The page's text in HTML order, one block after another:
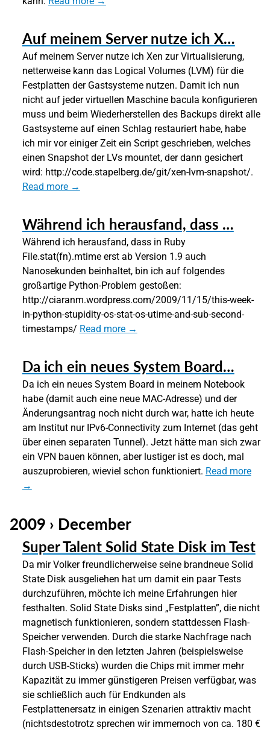
Auf meinem Server nutze ich X…
Auf meinem Server nutze ich Xen zur Virtualisierung,
netterweise kann das Logical Volumes (LVM) für die
Festplatten der Gastsysteme nutzen. Damit ich nun
nicht auf jeder virtuellen Maschine bacula konfigurieren
muss und beim Wiederherstellen des Backups direkt alle
Gastsysteme auf einen Schlag restauriert habe, habe
ich mir vor einiger Zeit ein Script geschrieben, welches
einen Snapshot der LVs mountet, der dann gesichert
wird: http://code.stapelberg.de/git/xen-lvm-snapshot/.
Read more →
Während ich herausfand, dass …
Während ich herausfand, dass in Ruby
File.stat(fn).mtime erst ab Version 1.9 auch
Nanosekunden beinhaltet, bin ich auf folgendes
großartige Python-Problem gestoßen:
http://ciaranm.wordpress.com/2009/11/15/this-week-
in-python-stupidity-os-stat-os-utime-and-sub-second-
timestamps/ Read more →
Da ich ein neues System Board…
Da ich ein neues System Board in meinem Notebook
habe (damit auch eine neue MAC-Adresse) und der
Änderungsantrag noch nicht durch war, hatte ich heute
am Institut nur IPv6-Connectivity zum Internet (das geht
über einen separaten Tunnel). Jetzt hätte man sich zwar
ein VPN bauen können, aber lustiger ist es doch, mal
auszuprobieren, wieviel schon funktioniert. Read more
→
2009 › December
Super Talent Solid State Disk im Test
Da mir Volker freundlicherweise seine brandneue Solid
State Disk ausgeliehen hat um damit ein paar Tests
durchzuführen, möchte ich meine Erfahrungen hier
festhalten. Solid State Disks sind „Festplatten”, die nicht
magnetisch funktionieren, sondern stattdessen Flash-
Speicher verwenden. Durch die starke Nachfrage nach
Flash-Speicher in den letzten Jahren (beispielsweise
durch USB-Sticks) wurden die Chips mit immer mehr
Kapazität zu immer günstigeren Preisen verfügbar, was
sie schließlich auch für Endkunden als
Festplattenersatz in einigen Szenarien attraktiv macht
(nichtsdestotrotz sprechen wir immernoch von ca. 180 €